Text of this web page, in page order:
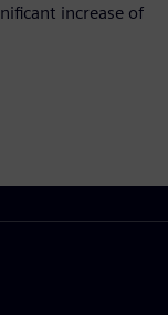
increase of